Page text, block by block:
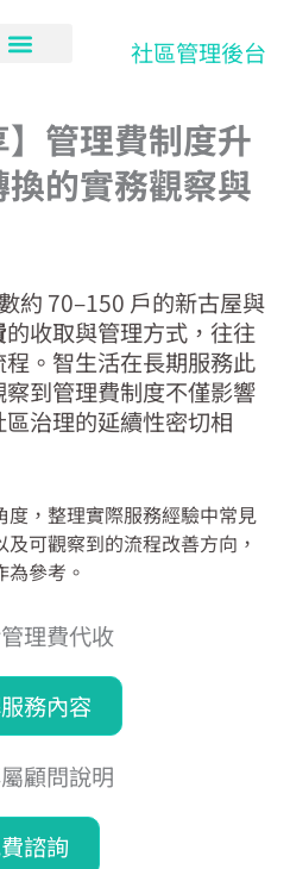
社區管理後台
】管理費制度升
的實務觀察與
約 70–150 戶的新古屋與
的收取與管理方式，往往
。智生活在長期服務此
到管理費制度不僅影響
治理的延續性密切相
，整理實際服務經驗中常見
可觀察到的流程改善方向，
參考。
理費代收
務內容
顧問說明
諮詢